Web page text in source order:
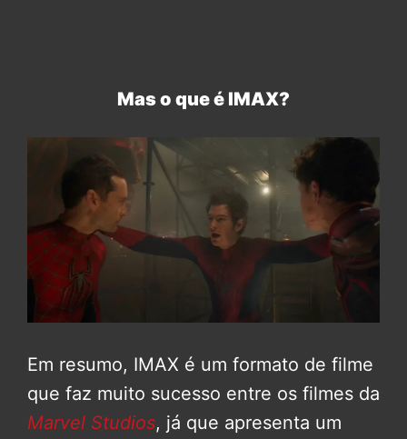
Mas o que é IMAX?
Em resumo, IMAX é um formato de filme
que faz muito sucesso entre os filmes da
Marvel Studios, já que apresenta um